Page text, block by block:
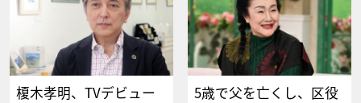
榎木孝明、TVデビュー
5歳で父を亡くし、区役